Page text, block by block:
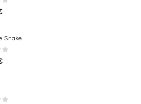
5
Snake
5